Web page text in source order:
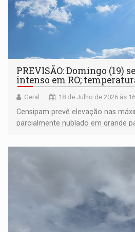
PREVISÃO: Domingo (19)
intenso em RO;
Geral 18 de Julho de 2026 às
Censipam prevê elevação nas
parcialmente nublado em grande